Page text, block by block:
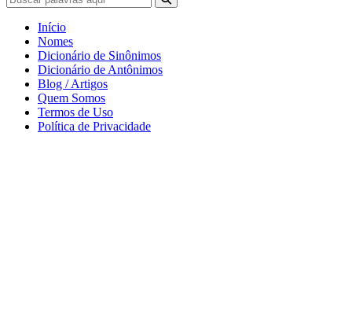
Início
Nomes
Dicionário de Sinônimos
Dicionário de Antônimos
Blog / Artigos
Quem Somos
Termos de Uso
Política de Privacidade